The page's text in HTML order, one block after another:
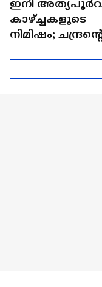
ഇനി
കാഴ്ച്ചകളുടെ
നിമിഷം;
ഒറിയോണിന്റെ
ആരംഭിച്ചു